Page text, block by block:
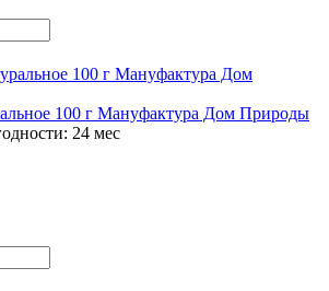
100 г Мануфактура Дом Природы
24 мес